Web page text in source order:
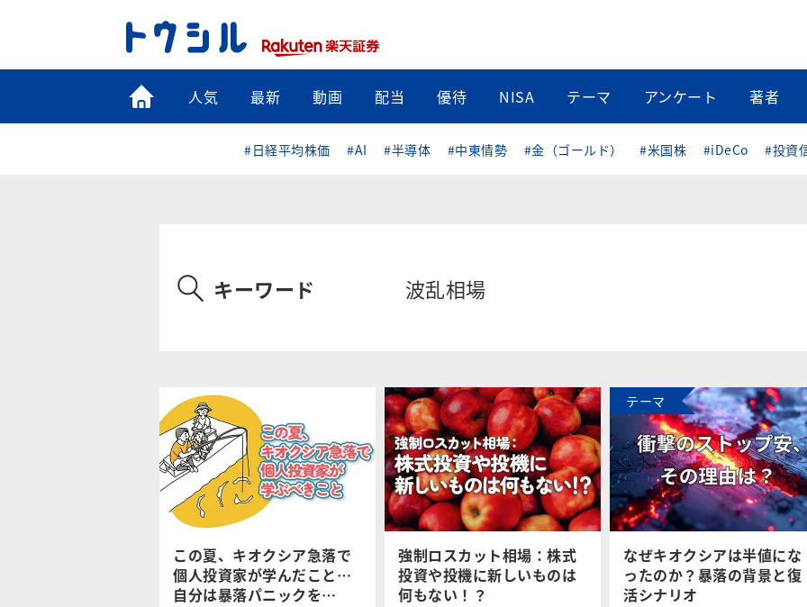
トップ
人気 最新 動画 配当 優待 NISA テーマ アンケート 著者
#日経平均株価 #AI #半導体 #中東情勢 #金（ゴールド） #米国株 #iDeCo #投資
キーワード 波乱相場
この夏、キオクシア急落で
個人投資家が学んだこと…
自分は暴落パニックを…
強制ロスカット相場：株式
投資や投機に新しいものは
何もない！？
テーマ
なぜキオクシアは半値にな
ったのか？暴落の背景と復
活シナリオ